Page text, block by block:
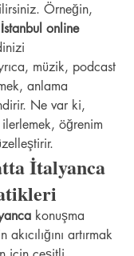
Örneğin,
online
müzik, podcast
anlama
Ne var ki,
öğrenim
İtalyanca
konuşma
artırmak